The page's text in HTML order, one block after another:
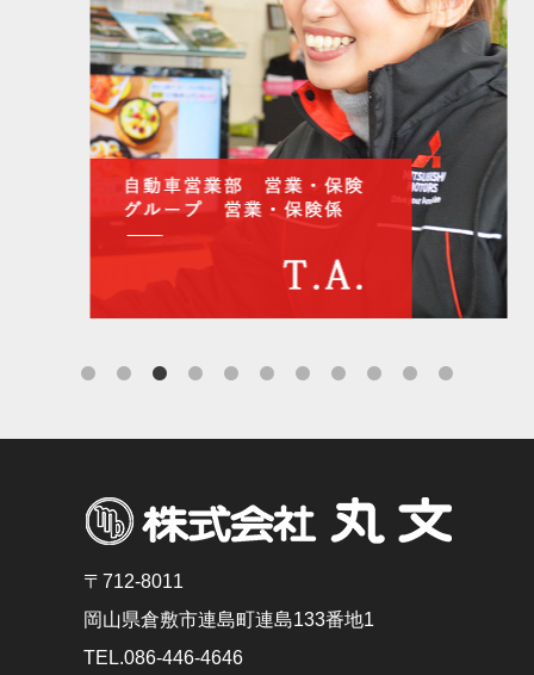
〒712-8011
岡山県倉敷市連島町連島133番地1
TEL.086-446-4646